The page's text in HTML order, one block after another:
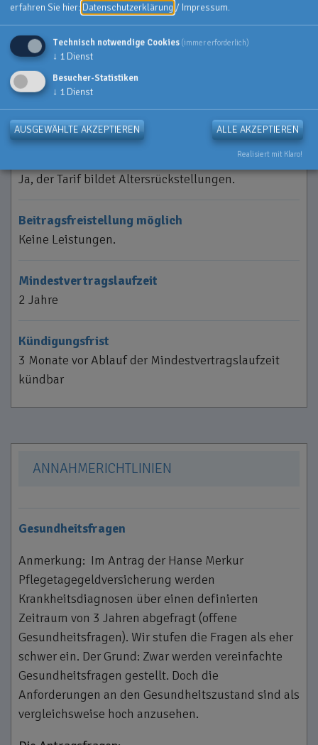
BEITRÄGE UND VERTRAGSLAUFZEITEN
Stabile Beitragsentwicklung
Ja, der Tarif bildet Altersrückstellungen.
Beitragsfreistellung möglich
Keine Leistungen.
Mindestvertragslaufzeit
2 Jahre
Kündigungsfrist
3 Monate vor Ablauf der Mindestvertragslaufzeit
kündbar
ANNAHMERICHTLINIEN
Gesundheitsfragen
Anmerkung: Im Antrag der Hanse Merkur
Pflegetagegeldversicherung werden
Krankheitsdiagnosen über einen definierten
Zeitraum von 3 Jahren abgefragt (offene
Gesundheitsfragen). Wir stufen die Fragen als eher
schwer ein. Der Grund: Zwar werden vereinfachte
Gesundheitsfragen gestellt. Doch die
Anforderungen an den Gesundheitszustand sind als
vergleichsweise hoch anzusehen.
erfahren Sie hier: Datenschutzerklärung / Impressum.
Technisch notwendige Cookies (immer erforderlich)
↓ 1 Dienst
Besucher-Statistiken
↓ 1 Dienst
AUSGEWÄHLTE AKZEPTIEREN ALLE AKZEPTIEREN
Realisiert mit Klaro!